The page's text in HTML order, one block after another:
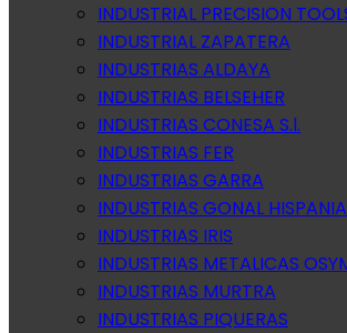
INDUSTRIAL PRECISION
INDUSTRIAL ZAPATERA
INDUSTRIAS ALDAYA
INDUSTRIAS BELSEHER
INDUSTRIAS CONESA S.l.
INDUSTRIAS FER
INDUSTRIAS GARRA
INDUSTRIAS GONAL HISPANIA
INDUSTRIAS IRIS
INDUSTRIAS METALICAS
INDUSTRIAS MURTRA
INDUSTRIAS PIQUERAS